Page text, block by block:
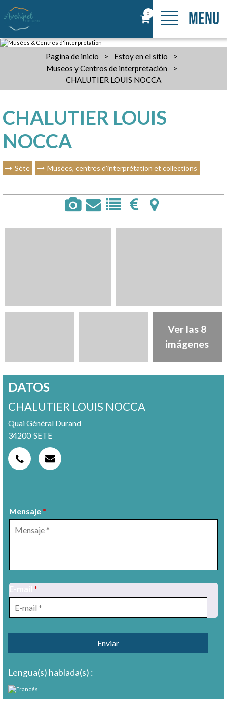
0 MENU
Pagina de inicio > Estoy en el sitio
>
Museos y Centros de interpretación
>
CHALUTIER LOUIS NOCCA
CHALUTIER LOUIS
NOCCA
Sète Musées, centres d'interprétation et collections
Ver las 8
imágenes
DATOS
CHALUTIER LOUIS NOCCA
Quai Général Durand
34200 SETE
Mensaje *
*
Lengua(s) hablada(s) :